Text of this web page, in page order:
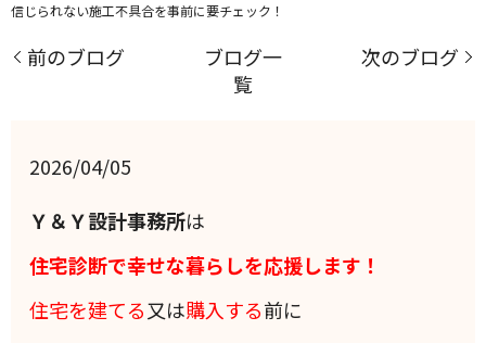
信じられない施工不具合を事前に要チェック！
前のブログ
ブログ一
覧
次のブログ
2026/04/05
Ｙ＆Ｙ設計事務所は
住宅診断で幸せな暮らしを応援します！
住宅を建てる又は購入する前に